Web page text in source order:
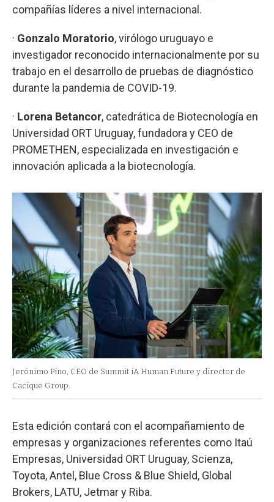
compañías líderes a nivel internacional.
· Gonzalo Moratorio, virólogo uruguayo e
investigador reconocido internacionalmente por su
trabajo en el desarrollo de pruebas de diagnóstico
durante la pandemia de COVID-19.
· Lorena Betancor, catedrática de Biotecnología en
Universidad ORT Uruguay, fundadora y CEO de
PROMETHEN, especializada en investigación e
innovación aplicada a la biotecnología.
Jerónimo Pino, CEO de Summit iA Human Future y director de
Cacique Group.
Esta edición contará con el acompañamiento de
empresas y organizaciones referentes como Itaú
Empresas, Universidad ORT Uruguay, Scienza,
Toyota, Antel, Blue Cross & Blue Shield, Global
Brokers, LATU, Jetmar y Riba.